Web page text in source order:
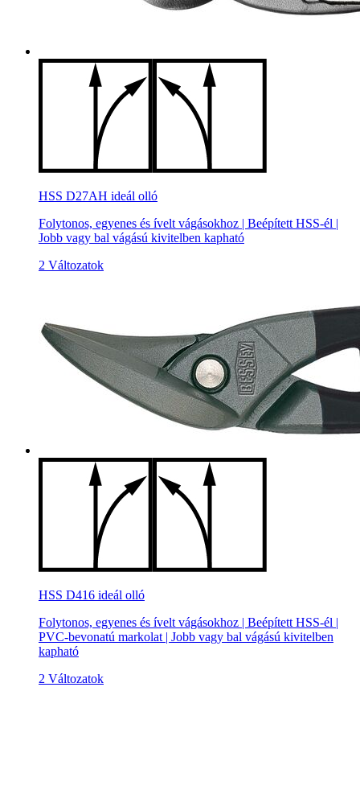
HSS D27AH ideál olló
Folytonos, egyenes és ívelt vágásokhoz | Beépített HSS-él |
Jobb vagy bal vágású kivitelben kapható
2 Változatok
HSS D416 ideál olló
Folytonos, egyenes és ívelt vágásokhoz | Beépített HSS-él |
PVC-bevonatú markolat | Jobb vagy bal vágású kivitelben
kapható
2 Változatok